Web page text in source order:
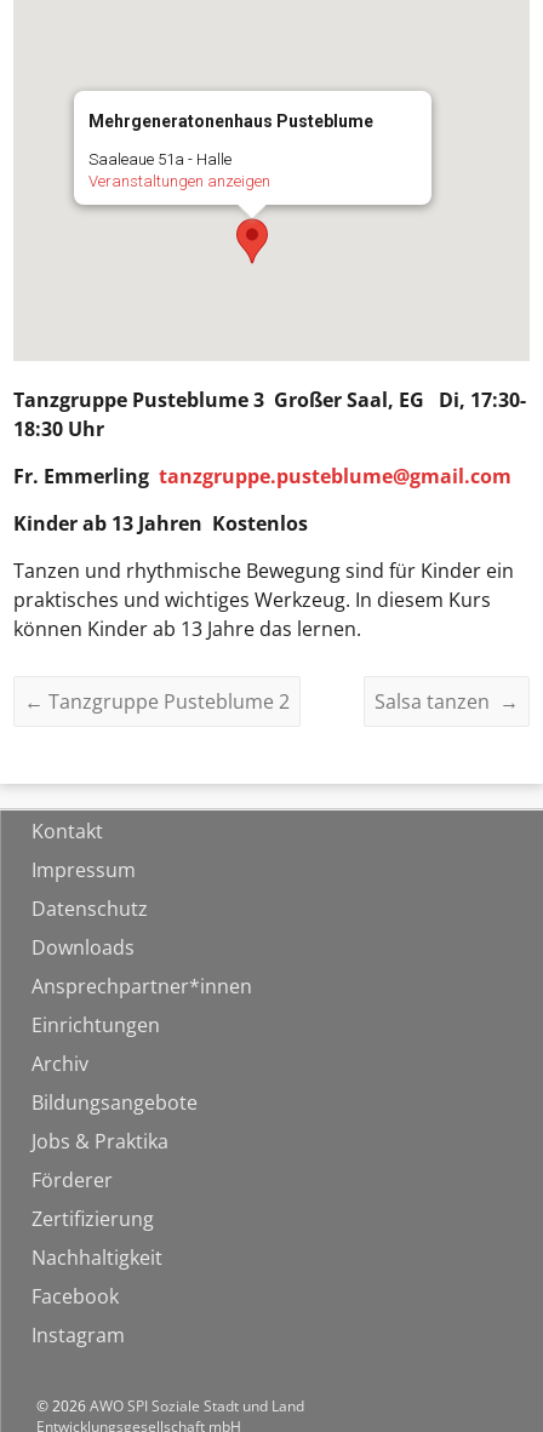
Mehrgeneratonenhaus Pusteblume
Saaleaue 51a - Halle
Veranstaltungen anzeigen
Tanzgruppe Pusteblume 3 Großer Saal, EG Di, 17:30-
18:30 Uhr
Fr. Emmerlingtanzgruppe.pusteblume@gmail.com
Kinder ab 13 Jahren Kostenlos
Tanzen und rhythmische Bewegung sind für Kinder ein
praktisches und wichtiges Werkzeug. In diesem Kurs
können Kinder ab 13 Jahre das lernen.
← Tanzgruppe Pusteblume 2 Salsa tanzen →
Kontakt
Impressum
Datenschutz
Downloads
Ansprechpartner*innen
Einrichtungen
Archiv
Bildungsangebote
Jobs & Praktika
Förderer
Zertifizierung
Nachhaltigkeit
Facebook
Instagram
© 2026AWO SPI Soziale Stadt und Land
Entwicklungsgesellschaft mbH